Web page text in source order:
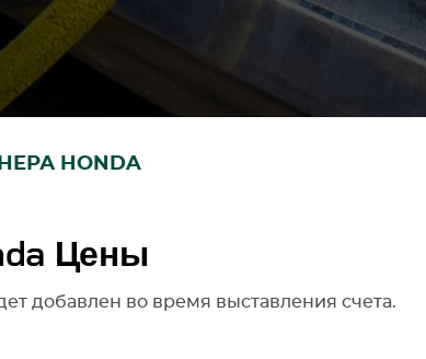
HONDA
Цены
добавлен во время выставления счета.